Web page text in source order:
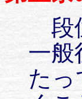
段
一般
たっ